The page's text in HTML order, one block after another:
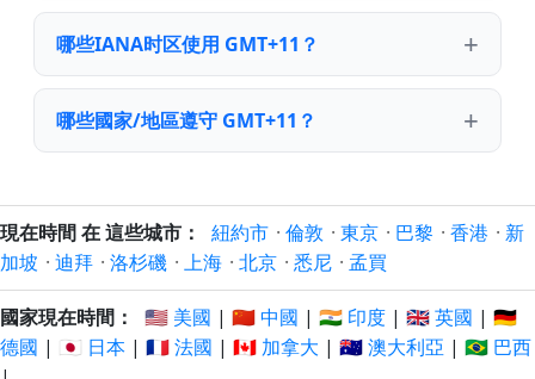
哪些IANA时区使用 GMT+11？
哪些國家/地區遵守 GMT+11？
現在時間 在 這些城市： 紐約市 · 倫敦 · 東京 · 巴黎 · 香港 · 新
加坡 · 迪拜 · 洛杉磯 · 上海 · 北京 · 悉尼 · 孟買
國家現在時間： 🇺🇸 美國 | 🇨🇳 中國 | 🇮🇳 印度 | 🇬🇧 英國 | 🇩🇪
德國 | 🇯🇵 日本 | 🇫🇷 法國 | 🇨🇦 加拿大 | 🇦🇺 澳大利亞 | 🇧🇷 巴西